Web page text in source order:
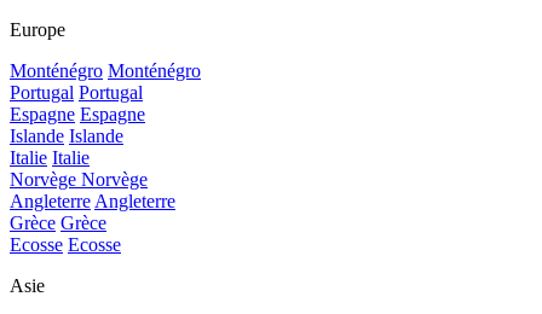
Europe
Monténégro Monténégro
Portugal Portugal
Espagne Espagne
Islande Islande
Italie Italie
Norvège Norvège
Angleterre Angleterre
Grèce Grèce
Ecosse Ecosse
Asie